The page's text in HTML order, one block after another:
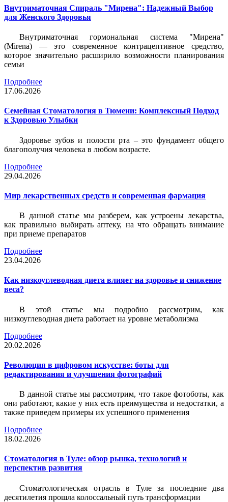
Внутриматочная Спираль "Мирена": Надежный Выбор
для Женского Здоровья
Внутриматочная гормональная система "Мирена"
(Mirena) — это современное контрацептивное средство,
которое значительно расширило возможности планирования
семьи
Подробнее
17.06.2026
Семейная Стоматология в Тюмени: Комплексный Подход
к Здоровью Улыбки
Здоровье зубов и полости рта – это фундамент общего
благополучия человека в любом возрасте.
Подробнее
29.04.2026
Мир лекарственных средств и современная фармация
В данной статье мы разберем, как устроены лекарства,
как правильно выбирать аптеку, на что обращать внимание
при приеме препаратов
Подробнее
23.04.2026
Как низкоуглеводная диета влияет на здоровье и снижение
веса?
В этой статье мы подробно рассмотрим, как
низкоуглеводная диета работает на уровне метаболизма
Подробнее
20.02.2026
Революция в цифровом искусстве: боты для
редактирования и улучшения фотографий
В данной статье мы рассмотрим, что такое фотоботы, как
они работают, какие у них есть преимущества и недостатки, а
также приведем примеры их успешного применения
Подробнее
18.02.2026
Стоматология в Туле: обзор рынка, технологий и
перспектив развития
Стоматологическая отрасль в Туле за последние два
десятилетия прошла колоссальный путь трансформации